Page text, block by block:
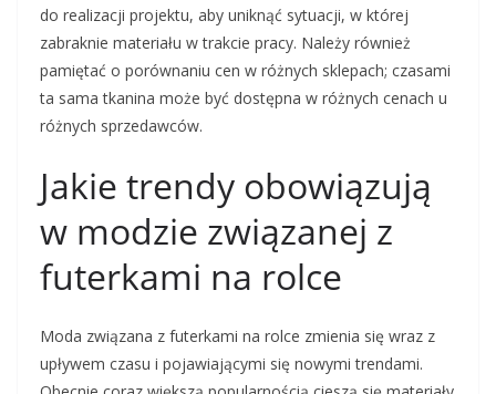
do realizacji projektu, aby uniknąć sytuacji, w której
zabraknie materiału w trakcie pracy. Należy również
pamiętać o porównaniu cen w różnych sklepach; czasami
ta sama tkanina może być dostępna w różnych cenach u
różnych sprzedawców.
Jakie trendy obowiązują
w modzie związanej z
futerkami na rolce
Moda związana z futerkami na rolce zmienia się wraz z
upływem czasu i pojawiającymi się nowymi trendami.